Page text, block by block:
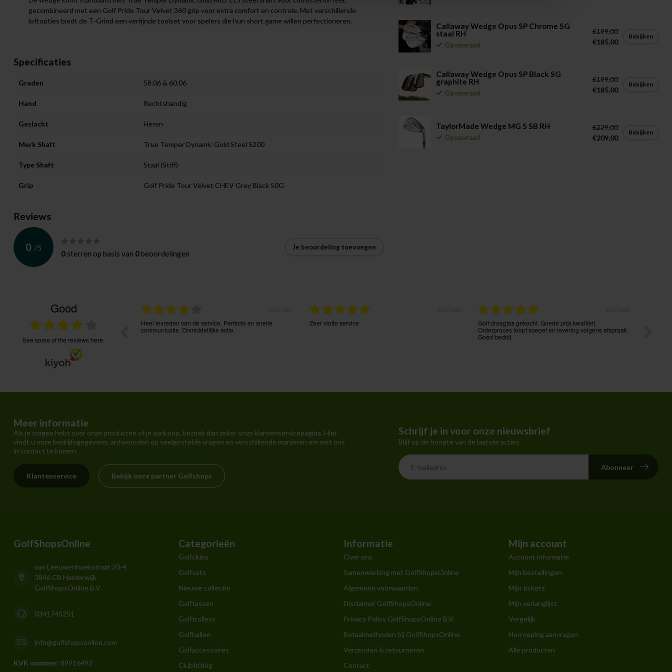
gecombineerd met een Golf Pride Tour Velvet 360 grip voor extra comfort en controle. Met verschillende
loftopties biedt de T‑Grind een verfijnde toolset voor spelers die hun short game willen perfectioneren.
Specificaties
Graden 58.06 & 60.06
Hand Rechtshandig
Geslacht Heren
Merk Shaft True Temper Dynamic Gold Steel S200
Type Shaft Staal (Stiff)
Grip Golf Pride Tour Velvet CHEV Grey Black 50G
Reviews
0 /5
0 sterren op basis van 0 beoordelingen
Je beoordeling toevoegen
Callaway Wedge Opus SP Chrome SG
staal RH
Op voorraad
€199,00
€185,00
Bekijken
Callaway Wedge Opus SP Black SG
graphite RH
Op voorraad
€199,00
€185,00
Bekijken
TaylorMade Wedge MG 5 SB RH
Op voorraad
€229,00
€209,00
Bekijken
Good
see some of the reviews here.
goede service, bestelling goed te volgen.
Heel tevreden van de service. Perfecte en snelle
communicatie. Onmiddellijke actie.
Zeer vlotte service
Golf draagtas gekocht. Goede prijs kwaliteit.
Orderproces loopt soepel en levering volgens afspraak.
Goed bedrijf.
Meer informatie
Als je vragen hebt over onze producten of je aankoop, bezoek dan zeker onze klantenservicepagina. Hier
vindt u onze bedrijfsgegevens, antwoorden op veelgestelde vragen en verschillende manieren om met ons
in contact te komen.
Klantenservice Bekijk onze partner Golfshops
Schrijf je in voor onze nieuwsbrief
Blijf op de hoogte van de laatste acties
Abonneer
GolfShopsOnline
van Leeuwenhoekstraat 20-4
3846 CB Harderwijk
GolfShopsOnline B.V.
0341745251
info@golfshopsonline.com
KVK nummer: 89916492
Categorieën
Golfclubs
Golfsets
Nieuwe collectie
Golftassen
Golftrolleys
Golfballen
Golfaccessoires
Clubfitting
Informatie
Over ons
Samenwerking met GolfShopsOnline
Algemene voorwaarden
Disclaimer GolfShopsOnline
Privacy Policy GolfShopsOnline B.V.
Betaalmethoden bij GolfShopsOnline
Verzenden & retourneren
Contact
Mijn account
Account informatie
Mijn bestellingen
Mijn tickets
Mijn verlanglijst
Vergelijk
Herroeping aanvragen
Alle producten